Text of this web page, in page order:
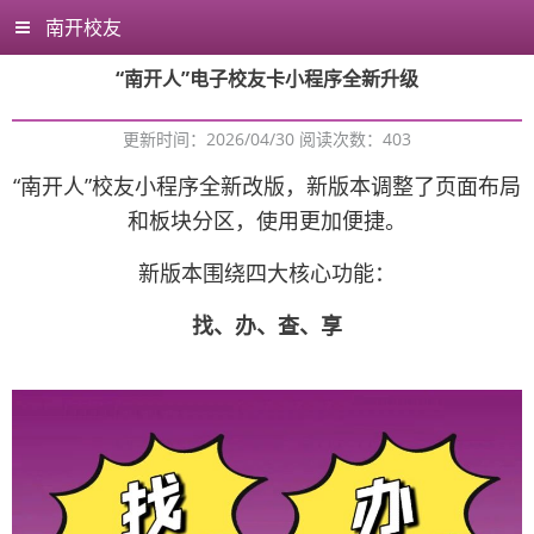
南开校友
“南开人”电子校友卡小程序全新升级
更新时间：2026/04/30 阅读次数： 403
“南开人”校友小程序全新改版，新版本调整了页面布局
和板块分区，使用更加便捷。
新版本围绕四大核心功能：
找、办、查、享